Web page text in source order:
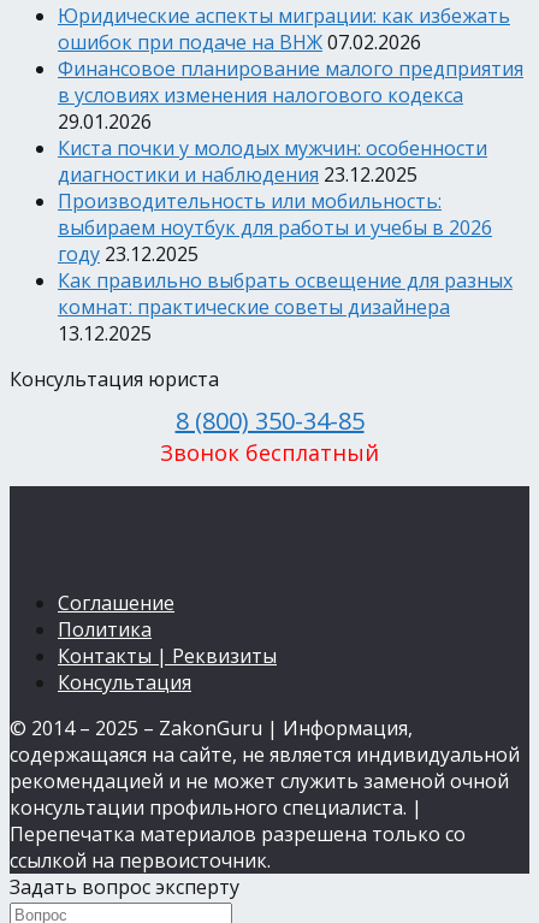
Юридические аспекты миграции: как избежать
ошибок при подаче на ВНЖ07.02.2026
Финансовое планирование малого предприятия
в условиях изменения налогового кодекса
29.01.2026
Киста почки у молодых мужчин: особенности
диагностики и наблюдения 23.12.2025
Производительность или мобильность:
выбираем ноутбук для работы и учебы в 2026
году 23.12.2025
Как правильно выбрать освещение для разных
комнат: практические советы дизайнера
13.12.2025
Консультация юриста
8 (800) 350-34-85
Звонок бесплатный
Соглашение
Политика
Контакты | Реквизиты
Консультация
© 2014 – 2025 – ZakonGuru | Информация,
содержащаяся на сайте, не является индивидуальной
рекомендацией и не может служить заменой очной
консультации профильного специалиста. |
Перепечатка материалов разрешена только со
ссылкой на первоисточник.
Задать вопрос эксперту